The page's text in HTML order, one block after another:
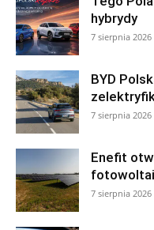
hybrydy
7 sierpnia 2026
BYD
7 sierpnia 2026
Enefit
7 sierpnia 2026